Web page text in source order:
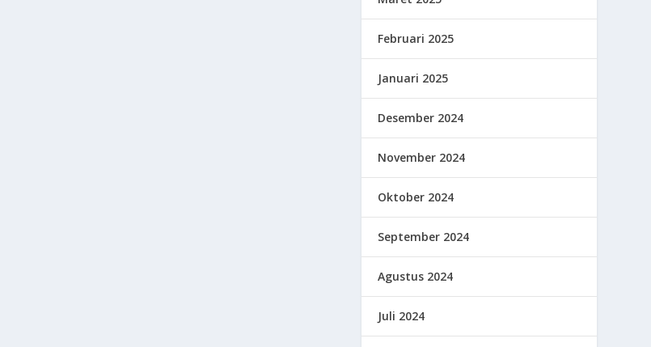
Februari 2025
Januari 2025
Desember 2024
November 2024
Oktober 2024
September 2024
Agustus 2024
Juli 2024